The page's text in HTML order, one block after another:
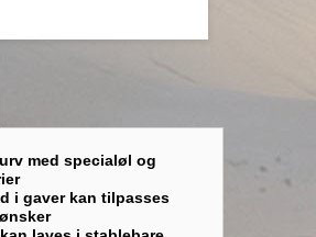
med specialøl og
i gaver kan tilpasses